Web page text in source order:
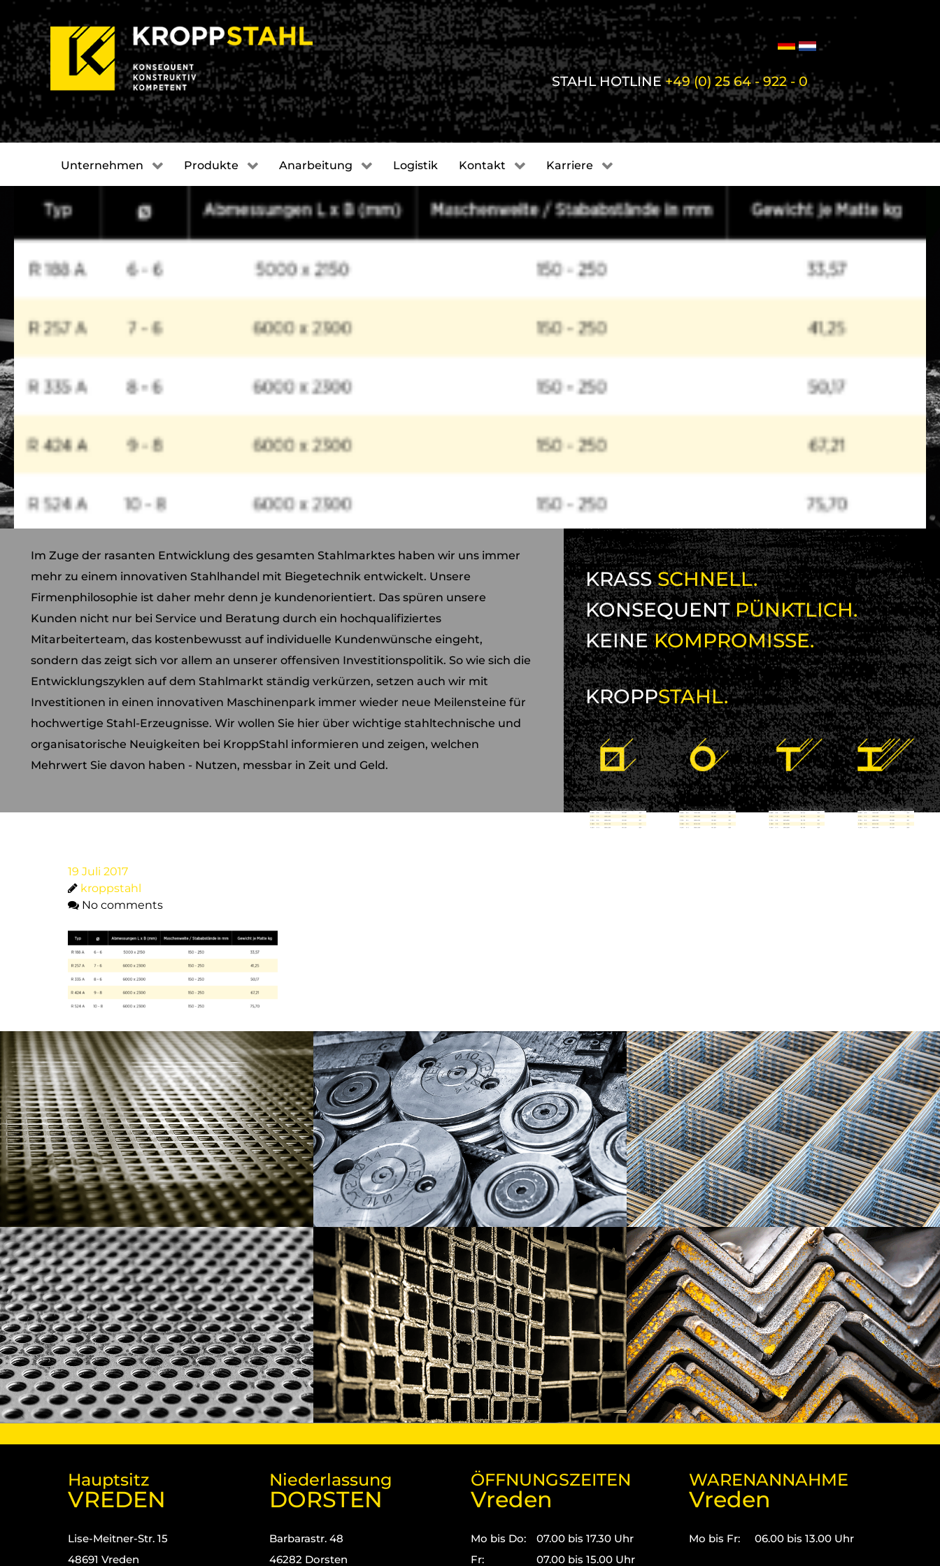
STAHL HOTLINE+49 (0) 25 64 - 922 - 0
Unternehmen Produkte Anarbeitung Logistik Kontakt Karriere
Im Zuge der rasanten Entwicklung des gesamten Stahlmarktes haben wir uns immer
mehr zu einem innovativen Stahlhandel mit Biegetechnik entwickelt. Unsere
Firmenphilosophie ist daher mehr denn je kundenorientiert. Das spüren unsere
Kunden nicht nur bei Service und Beratung durch ein hochqualifiziertes
Mitarbeiterteam, das kostenbewusst auf individuelle Kundenwünsche eingeht,
sondern das zeigt sich vor allem an unserer offensiven Investitionspolitik. So wie sich die
Entwicklungszyklen auf dem Stahlmarkt ständig verkürzen, setzen auch wir mit
Investitionen in einen innovativen Maschinenpark immer wieder neue Meilensteine für
hochwertige Stahl-Erzeugnisse. Wir wollen Sie hier über wichtige stahltechnische und
organisatorische Neuigkeiten bei KroppStahl informieren und zeigen, welchen
Mehrwert Sie davon haben - Nutzen, messbar in Zeit und Geld.
KRASSSCHNELL.
KONSEQUENTPÜNKTLICH.
KEINEKOMPROMISSE.
KROPPSTAHL.
19 Juli 2017
kroppstahl
No comments
Hauptsitz
VREDEN
Lise-Meitner-Str. 15
48691 Vreden
Niederlassung
DORSTEN
Barbarastr. 48
46282 Dorsten
ÖFFNUNGSZEITEN
Vreden
Mo bis Do:
Fr:
07.00 bis 17.30 Uhr
07.00 bis 15.00 Uhr
WARENANNAHME
Vreden
Mo bis Fr: 06.00 bis 13.00 Uhr